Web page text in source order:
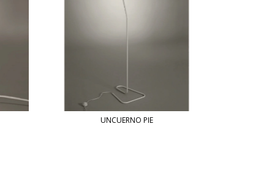
UNCUERNO PIE